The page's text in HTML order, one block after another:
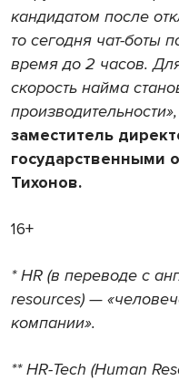
кандидатом после
то сегодня чат-боты
время до 2 часов.
скорость найма
производительности»,
заместитель
государственными
Тихонов.
16+
* HR (в переводе с
resources) —
компании».
** HR-Tech (Human